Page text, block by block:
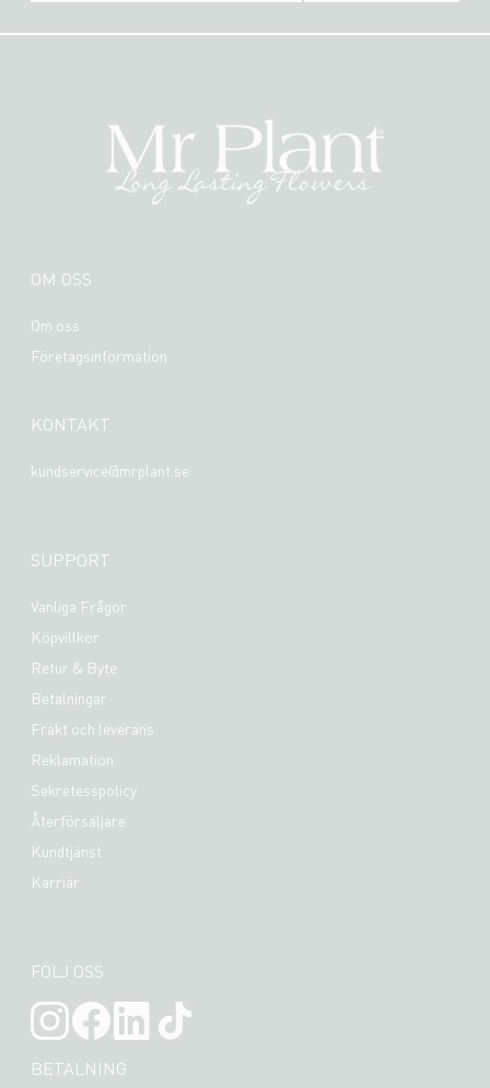
OM OSS
Om oss
Företagsinformation
KONTAKT
kundservice@mrplant.se
SUPPORT
Vanliga Frågor
Köpvillkor
Retur & Byte
Betalningar
Frakt och leverans
Reklamation
Sekretesspolicy
Återförsäljare
Kundtjänst
Karriär
FÖLJ OSS
BETALNING